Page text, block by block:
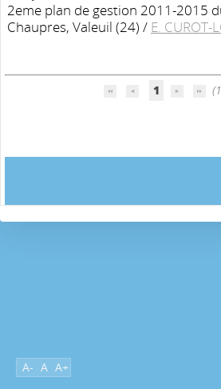
2eme plan de gestion 2011-2015
Chaupres, Valeuil (24) / E. CUROT-
1
A- A A+